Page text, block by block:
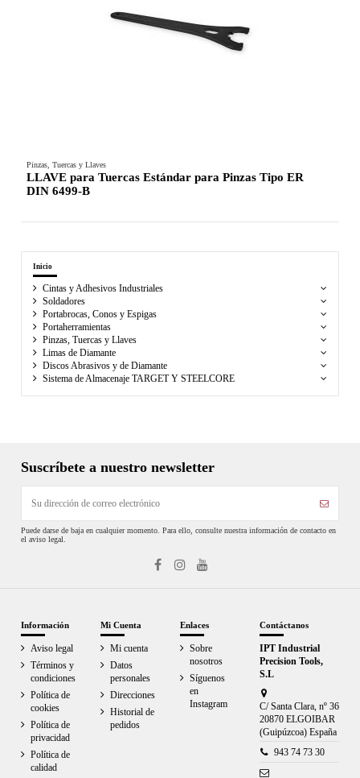
Pinzas, Tuercas y Llaves
LLAVE para Tuercas Estándar para Pinzas Tipo ER
DIN 6499-B
Inicio
Cintas y Adhesivos Industriales
Soldadores
Portabrocas, Conos y Espigas
Portaherramientas
Pinzas, Tuercas y Llaves
Limas de Diamante
Discos Abrasivos y de Diamante
Sistema de Almacenaje TARGET Y STEELCORE
Suscríbete a nuestro newsletter
Puede darse de baja en cualquier momento. Para ello, consulte nuestra información de contacto en
el aviso legal.
Información
Aviso legal
Términos y
condiciones
Política de
cookies
Política de
privacidad
Política de
calidad
Mi Cuenta
Mi cuenta
Datos
personales
Direcciones
Historial de
pedidos
Enlaces
Sobre
nosotros
Síguenos
en
Instagram
Contáctanos
IPT Industrial
Precision Tools,
S.L
C/ Santa Clara, nº 36
20870 ELGOIBAR
(Guipúzcoa) España
943 74 73 30